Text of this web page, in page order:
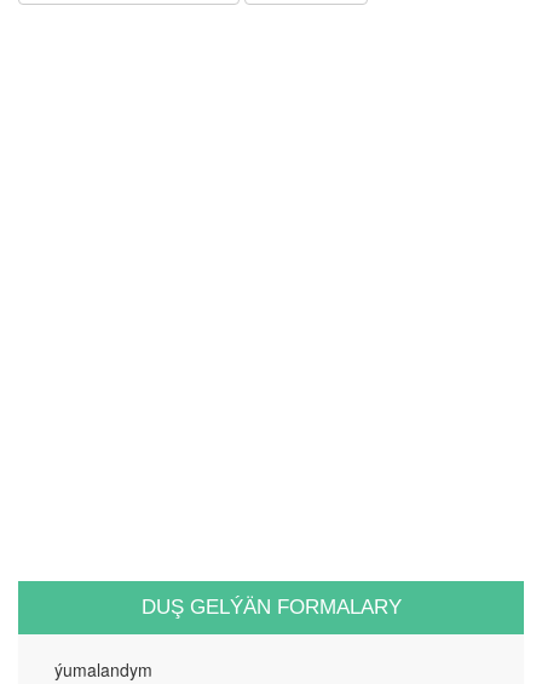
DUŞ GELÝÄN FORMALARY
ýumalandym